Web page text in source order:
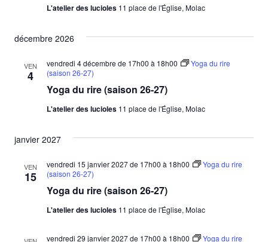
L'atelier des lucioles 11 place de l'Église, Molac
décembre 2026
VEN
4
Yoga du rire (saison 26-27)
vendredi 4 décembre de 17h00 à 18h00
Yoga du rire
(saison 26-27)
L'atelier des lucioles 11 place de l'Église, Molac
janvier 2027
VEN
15
Yoga du rire (saison 26-27)
vendredi 15 janvier 2027 de 17h00 à 18h00
Yoga du rire
(saison 26-27)
L'atelier des lucioles 11 place de l'Église, Molac
vendredi 29 janvier 2027 de 17h00 à 18h00
Yoga du rire